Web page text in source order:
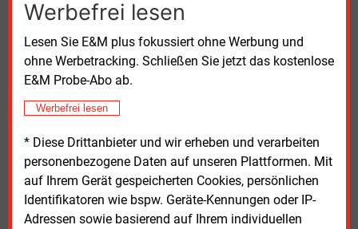
Werbefrei lesen
Lesen Sie E&M plus fokussiert ohne Werbung und
ohne Werbetracking. Schließen Sie jetzt das kostenlose
E&M Probe-Abo ab.
Werbefrei lesen
* Diese Drittanbieter und wir erheben und verarbeiten
personenbezogene Daten auf unseren Plattformen. Mit
auf Ihrem Gerät gespeicherten Cookies, persönlichen
Identifikatoren wie bspw. Geräte-Kennungen oder IP-
Adressen sowie basierend auf Ihrem individuellen
Regelsteuersatz von1 Prozent angehoben
oder anderen fahrzeugbezogenen Kriterien
differenziert), um den „Gewöhnungseffekt“ von
Steuervergünstigungen zu vermeiden.
Die vollständige Studie mit dem Titel„E-Mobilitat auf
Erfolgskurs bringen: Instrumente für eine sozial
gerechte Antriebswende“ist im Internet verfügbar.